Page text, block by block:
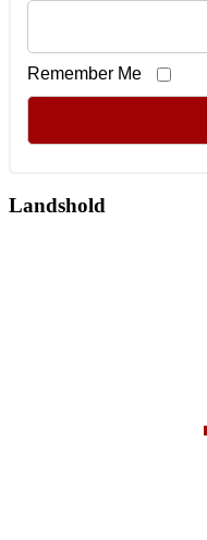
Remember Me
Landshold